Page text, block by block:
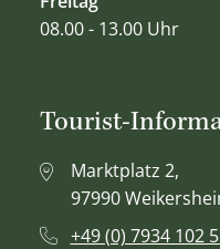
08.00 - 13.00 Uhr
Tourist-
Marktplatz 2,
97990
+49 (0) 7934 102